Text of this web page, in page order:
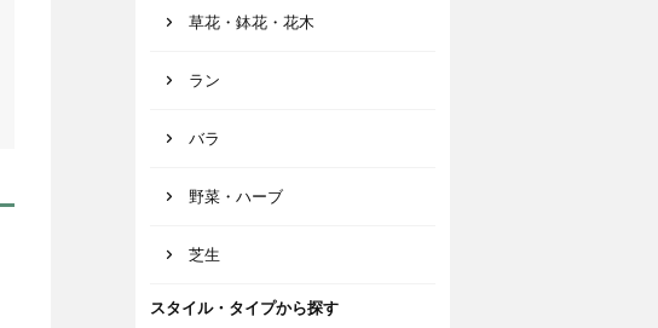
草花・鉢花・花木
ラン
バラ
野菜・ハーブ
芝生
スタイル・タイプから探す